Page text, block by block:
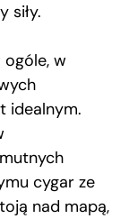
siły.
w
idealnym.
cygar ze
nad mapą,